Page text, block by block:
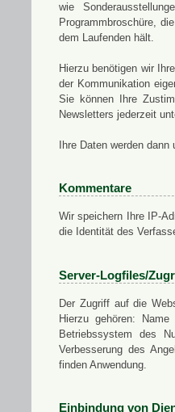
wie
Programmbroschüre,
dem Laufenden hält.
Hierzu benötigen wir
der Kommunikation
Sie können Ihre
Newsletters jederzeit
Ihre Daten werden
Kommentare
Wir speichern Ihre IP-
die Identität des
Server-Logfiles/
Der Zugriff auf die
Hierzu gehören:
Betriebssystem des
Verbesserung des
finden Anwendung.
Einbindung von